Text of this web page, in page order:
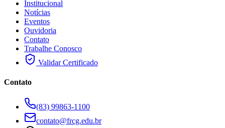
Institucional
Notícias
Eventos
Ouvidoria
Contato
Trabalhe Conosco
Validar Certificado
Contato
(83) 99863-1100
contato@frcg.edu.br